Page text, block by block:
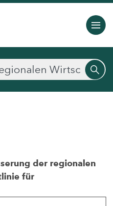
der regionalen
für